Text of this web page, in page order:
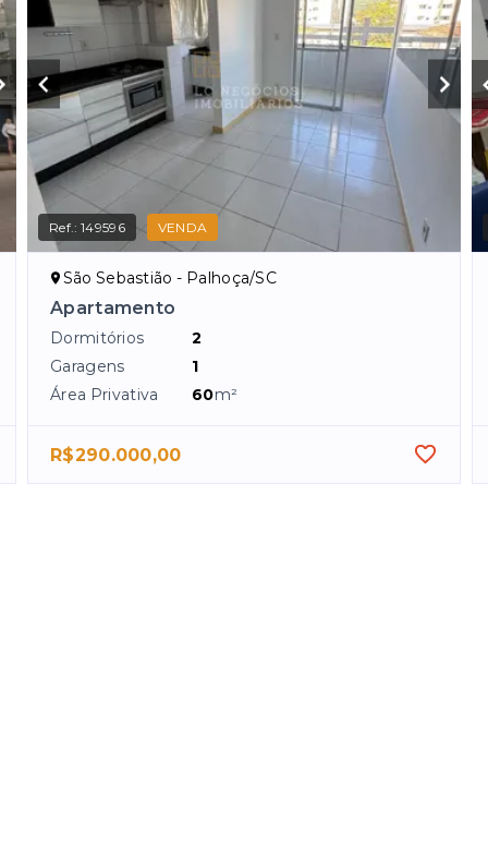
Ref.:149596 VENDA
São Sebastião - Palhoça/SC
Apartamento
Dormitórios
2
Garagens
1
Área Privativa
60m²
R$290.000,00